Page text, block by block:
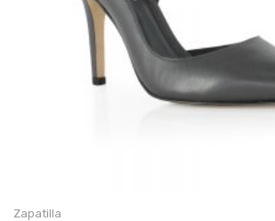
Zapatilla